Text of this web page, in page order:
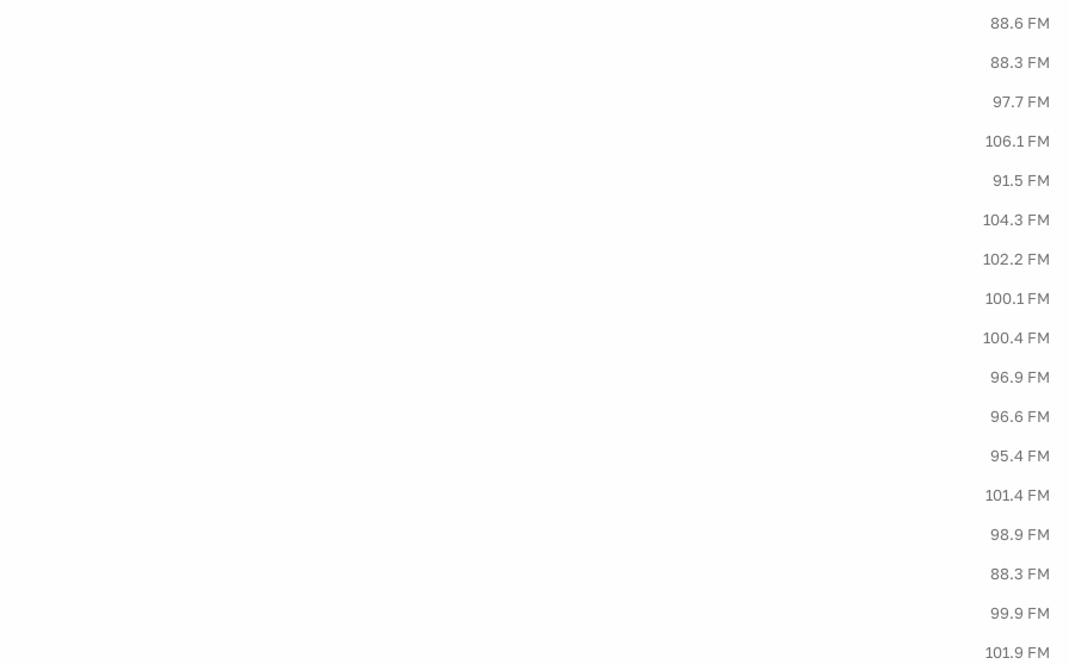
88.6 FM
88.3 FM
97.7 FM
106.1 FM
91.5 FM
104.3 FM
102.2 FM
100.1 FM
100.4 FM
96.9 FM
96.6 FM
95.4 FM
101.4 FM
98.9 FM
88.3 FM
99.9 FM
101.9 FM